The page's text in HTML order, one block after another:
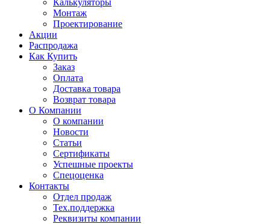
Калькуляторы
Монтаж
Проектирование
Акции
Распродажа
Как Купить
Заказ
Оплата
Доставка товара
Возврат товара
О Компании
О компании
Новости
Статьи
Сертификаты
Успешные проекты
Спецоценка
Контакты
Отдел продаж
Тех.поддержка
Реквизиты компании